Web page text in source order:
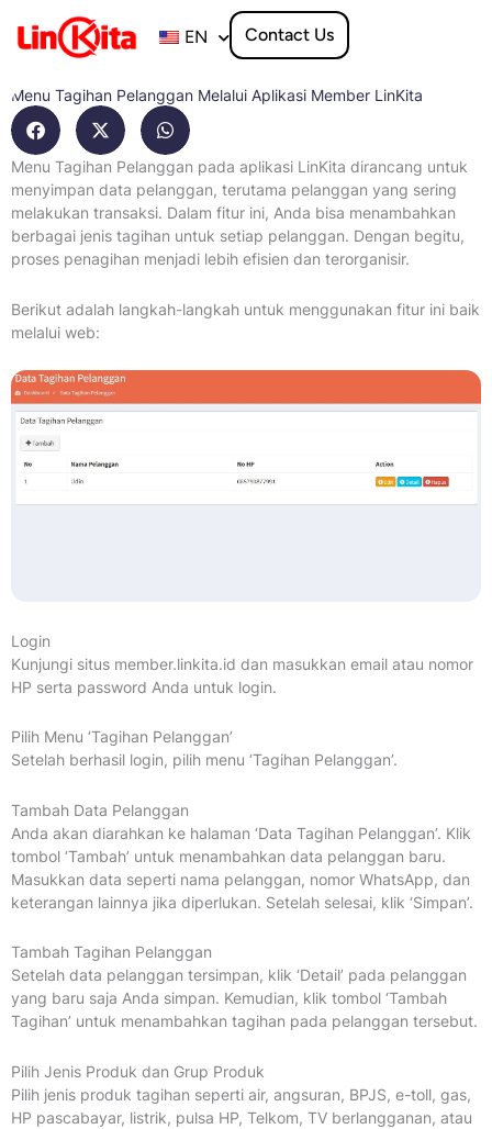
content
EN Contact Us
Menu Tagihan Pelanggan Melalui Aplikasi Member LinKita
Menu Tagihan Pelanggan pada aplikasi LinKita dirancang untuk
menyimpan data pelanggan, terutama pelanggan yang sering
melakukan transaksi. Dalam fitur ini, Anda bisa menambahkan
berbagai jenis tagihan untuk setiap pelanggan. Dengan begitu,
proses penagihan menjadi lebih efisien dan terorganisir.
Berikut adalah langkah-langkah untuk menggunakan fitur ini baik
melalui web:
Login
Kunjungi situs member.linkita.id dan masukkan email atau nomor
HP serta password Anda untuk login.
Pilih Menu ‘Tagihan Pelanggan’
Setelah berhasil login, pilih menu ‘Tagihan Pelanggan’.
Tambah Data Pelanggan
Anda akan diarahkan ke halaman ‘Data Tagihan Pelanggan’. Klik
tombol ‘Tambah’ untuk menambahkan data pelanggan baru.
Masukkan data seperti nama pelanggan, nomor WhatsApp, dan
keterangan lainnya jika diperlukan. Setelah selesai, klik ‘Simpan’.
Tambah Tagihan Pelanggan
Setelah data pelanggan tersimpan, klik ‘Detail’ pada pelanggan
yang baru saja Anda simpan. Kemudian, klik tombol ‘Tambah
Tagihan’ untuk menambahkan tagihan pada pelanggan tersebut.
Pilih Jenis Produk dan Grup Produk
Pilih jenis produk tagihan seperti air, angsuran, BPJS, e-toll, gas,
HP pascabayar, listrik, pulsa HP, Telkom, TV berlangganan, atau